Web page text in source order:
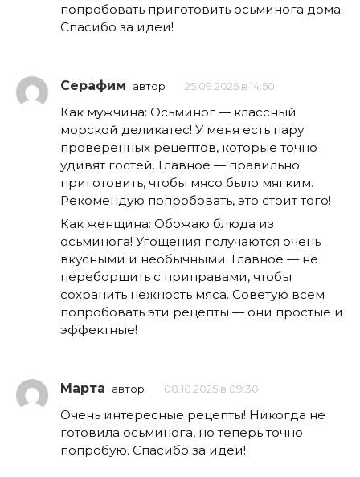
попробовать приготовить осьминога дома.
Спасибо за идеи!
Серафим автор 25.09.2025 в 14:50
Как мужчина: Осьминог — классный
морской деликатес! У меня есть пару
проверенных рецептов, которые точно
удивят гостей. Главное — правильно
приготовить, чтобы мясо было мягким.
Рекомендую попробовать, это стоит того!
Как женщина: Обожаю блюда из
осьминога! Угощения получаются очень
вкусными и необычными. Главное — не
переборщить с приправами, чтобы
сохранить нежность мяса. Советую всем
попробовать эти рецепты — они простые и
эффектные!
Марта автор 08.10.2025 в 09:30
Очень интересные рецепты! Никогда не
готовила осьминога, но теперь точно
попробую. Спасибо за идеи!